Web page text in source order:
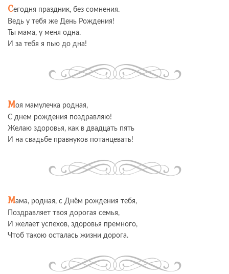
Сегодня праздник, без сомнения.
Ведь у тебя же День Рождения!
Ты мама, у меня одна.
И за тебя я пью до дна!
Моя мамулечка родная,
С днем рождения поздравляю!
Желаю здоровья, как в двадцать пять
И на свадьбе правнуков потанцевать!
Мама, родная, с Днём рождения тебя,
Поздравляет твоя дорогая семья,
И желает успехов, здоровья премного,
Чтоб такою осталась жизни дорога.